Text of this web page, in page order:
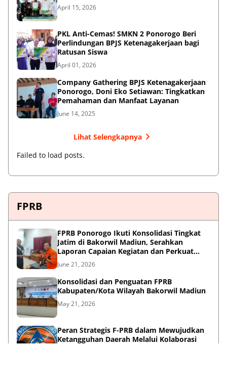
April 15, 2026
PKL Anti-Cemas! SMKN 2 Ponorogo Beri
Perlindungan BPJS Ketenagakerjaan bagi
Ratusan Siswa
April 01, 2026
Company Gathering BPJS Ketenagakerjaan
Ponorogo, Doni Eko Setiawan: Tingkatkan
Pemahaman dan Manfaat Layanan
June 14, 2025
Lihat Selengkapnya
Failed to load posts.
FPRB
FPRB Ponorogo Ikuti Konsolidasi Tingkat
Jatim di Bakorwil Madiun, Serahkan
Laporan Capaian Kegiatan dan Perkuat
Sinergi Pentahelix
June 21, 2026
Konsolidasi dan Penguatan FPRB
Kabupaten/Kota Wilayah Bakorwil Madiun
May 21, 2026
Peran Strategis F-PRB dalam Mewujudkan
Ketangguhan Daerah Melalui Kolaborasi